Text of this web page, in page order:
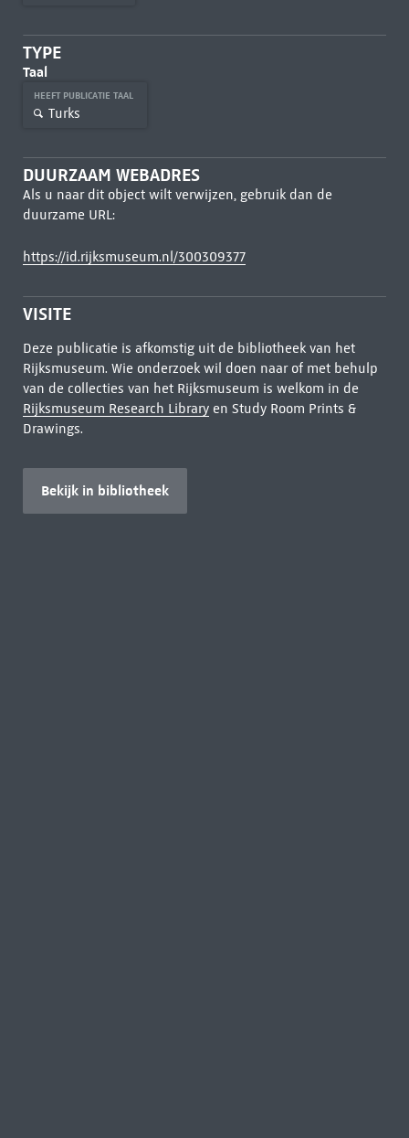
TYPE
Taal
HEEFT PUBLICATIE TAAL
Turks
DUURZAAM WEBADRES
Als u naar dit object wilt verwijzen, gebruik dan de
duurzame URL:
https://id.rijksmuseum.nl/300309377
VISITE
Deze publicatie is afkomstig uit de bibliotheek van het
Rijksmuseum. Wie onderzoek wil doen naar of met behulp
van de collecties van het Rijksmuseum is welkom in de
Rijksmuseum Research Libraryen Study Room Prints &
Drawings.
Bekijk in bibliotheek